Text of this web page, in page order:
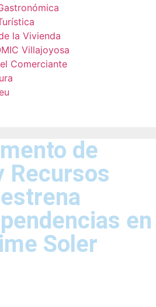
la Vivienda
Villajoyosa
Comerciante
de
Recursos
en
Soler